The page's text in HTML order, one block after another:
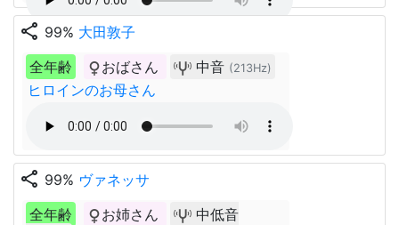
share 99% 大田敦子
全年齢
おばさん 中音 (213Hz)
ヒロインのお母さん
share 99% ヴァネッサ
全年齢
お姉さん 中低音